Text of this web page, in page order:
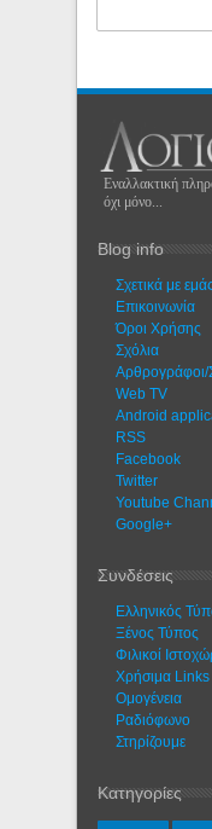
Εναλλακτική
όχι μόνο...
Blog info
Σχετικά με εμάς
Eπικοινωνία
Όροι Χρήσης
Σχόλια
Αρθρογράφοι/
Web TV
Android
RSS
Facebook
Twitter
Youtube
Google+
Συνδέσεις
Ελληνικός
Ξένος Τύπος
Φιλικοί
Χρήσιμα Links
Ομογένεια
Ραδιόφωνο
Στηρίζουμε
Κατηγορίες